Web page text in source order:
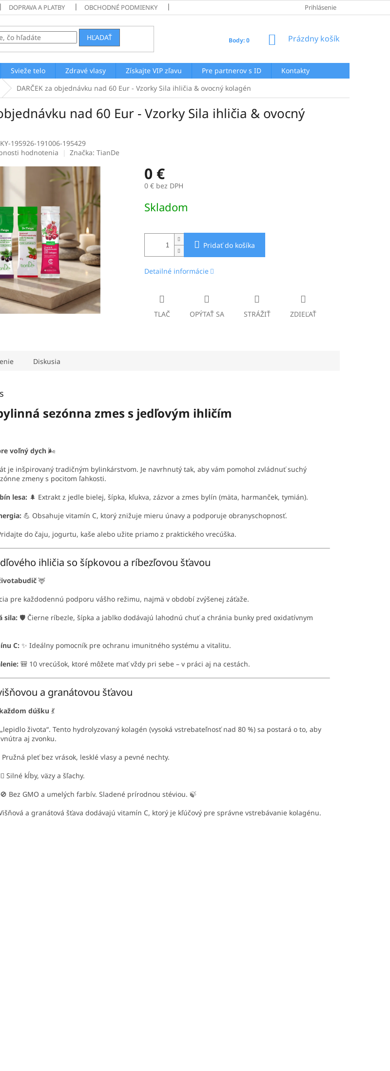
DOPRAVA A PLATBY OBCHODNÉ PODMIENKY AKTUALITY REKLAMAČNÝ
Prihlásenie
HĽADAŤ
NÁKUPNÝ
Prázdny košík
Body: 0
Svieže telo Zdravé vlasy Získajte VIP zľavu Pre partnerov s ID
Kontakty
DARČEK za objednávku nad 60 Eur - Vzorky Sila ihličia & ovocný kolagén
nad 60 Eur - Vzorky Sila ihličia & ovocný
195926-191006-195429
hodnotenia Značka: TianDe
0 €
0 € bez DPH
cena:
Skladom
Pridať do košíka
Detailné informácie
TLAČ OPÝTAŤ SA STRÁŽIŤ ZDIEĽAŤ
Diskusia
sezónna zmes s jedľovým ihličím
voľný dych 🌬️
je inšpirovaný tradičným bylinkárstvom. Je navrhnutý tak, aby vám pomohol zvládnuť suchý
zmeny s pocitom ľahkosti.
lesa: 🌲 Extrakt z jedle bielej, šípka, kľukva, zázvor a zmes bylín (mäta, harmanček, tymián).
💪 Obsahuje vitamín C, ktorý znižuje mieru únavy a podporuje obranyschopnosť.
do čaju, jogurtu, kaše alebo užite priamo z praktického vrecúška.
ihličia so šípkovou a ríbezľovou šťavou
🦌
pre každodennú podporu vášho režimu, najmä v období zvýšenej záťaže.
sila: 🛡️ Čierne ríbezle, šípka a jablko dodávajú lahodnú chuť a chránia bunky pred oxidatívnym
C: ✨ Ideálny pomocník pre ochranu imunitného systému a vitalitu.
🎒 10 vrecúšok, ktoré môžete mať vždy pri sebe – v práci aj na cestách.
a granátovou šťavou
dúšku 💃
života“. Tento hydrolyzovaný kolagén (vysoká vstrebateľnosť nad 80 %) sa postará o to, aby
aj zvonku.
Pružná pleť bez vrások, lesklé vlasy a pevné nechty.
Silné kĺby, väzy a šľachy.
🚫 Bez GMO a umelých farbív. Sladené prírodnou stéviou. 🍃
a granátová šťava dodávajú vitamín C, ktorý je kľúčový pre správne vstrebávanie kolagénu.